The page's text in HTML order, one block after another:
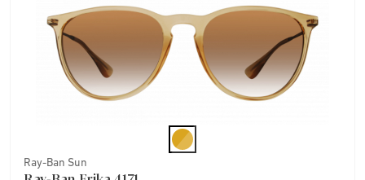
Ray-Ban Sun